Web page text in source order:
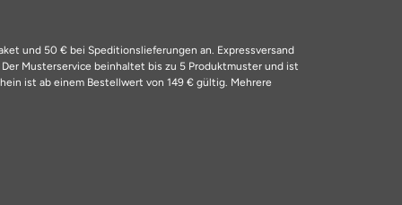
und 50 € bei Speditionslieferungen an. Expressversand
Der Musterservice beinhaltet bis zu 5 Produktmuster und ist
ist ab einem Bestellwert von 149 € gültig. Mehrere